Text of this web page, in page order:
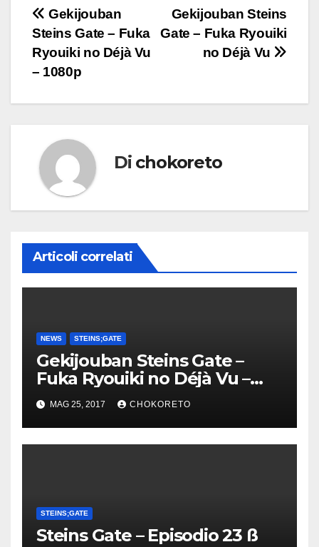
Navigazione
articoli
Gekijouban Steins
Gate – Fuka Ryouiki
no Déjà Vu
Gekijouban
Steins Gate – Fuka
Ryouiki no Déjà Vu
– 1080p
Di chokoreto
Articoli correlati
NEWS STEINS;GATE
Gekijouban Steins Gate –
Fuka Ryouiki no Déjà Vu –
Dynit
MAG 25, 2017 CHOKORETO
STEINS;GATE
Steins Gate – Episodio 23 ß